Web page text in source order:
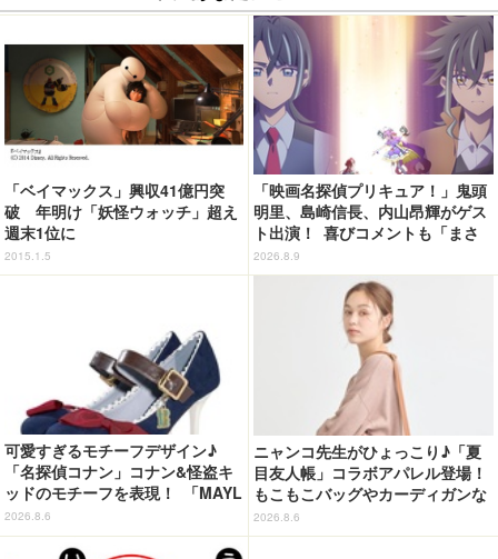
「ベイマックス」興収41億円突
破 年明け「妖怪ウォッチ」超え
週末1位に
2015.1.5
「映画名探偵プリキュア！」鬼頭
明里、島崎信長、内山昂輝がゲス
ト出演！ 喜びコメントも「まさ
か自分がご縁をいただくことがあ
るとは...」
2026.8.9
可愛すぎるモチーフデザイン♪
「名探偵コナン」コナン&怪盗キ
ッドのモチーフを表現！ 「MAYL
A」パンプスがセール実施中【3
0％オフセール】
2026.8.6
ニャンコ先生がひょっこり♪「夏
目友人帳」コラボアパレル登場！
もこもこバッグやカーディガンな
ど全8型
2026.8.6